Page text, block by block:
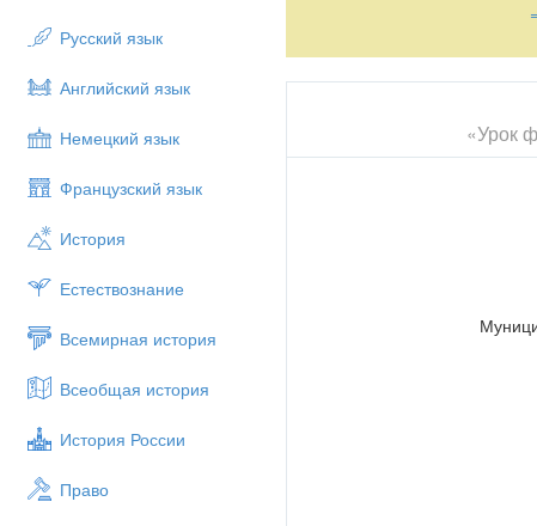
Русский язык
Английский язык
Немецкий язык
Французский язык
История
Естествознание
Всемирная история
Всеобщая история
История России
Право
«Урок